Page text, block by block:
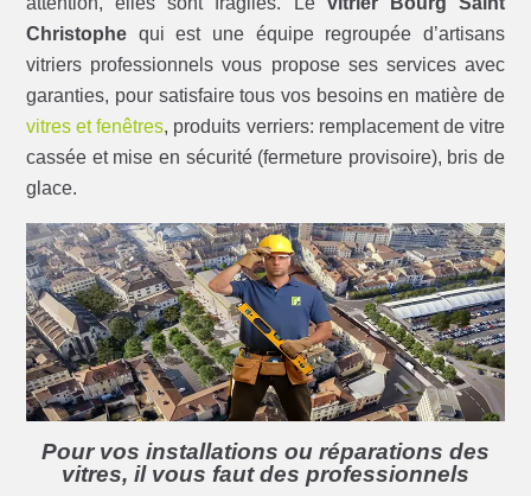
Christophe qui est une équipe regroupée d’artisans
vitriers professionnels vous propose ses services avec
garanties, pour satisfaire tous vos besoins en matière de
vitres et fenêtres, produits verriers: remplacement de vitre
cassée et mise en sécurité (fermeture provisoire), bris de
glace.
Pour vos installations ou réparations des
vitres, il vous faut des professionnels